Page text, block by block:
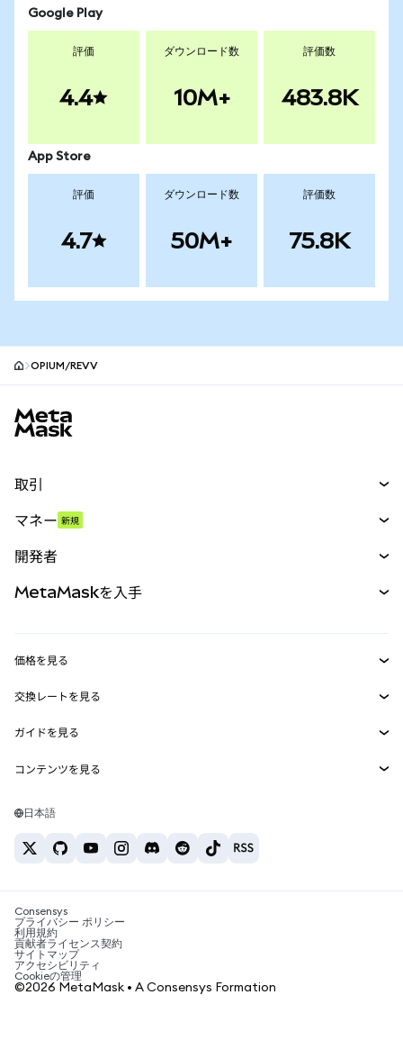
Google Play
評価
4.4
ダウンロード数
10M+
評価数
483.8K
App Store
評価
4.7
ダウンロード数
50M+
評価数
75.8K
OPIUM/REVV
取引
パーペチュアル
RWA
マネー 新規
開発者
MetaMask Connect
Snaps
Web3サービス
MetaMaskを入手
セキュリティ
サポート
キャリア
お問い合わせ
価格を見る
イーサリアムの価格
Solanaの価格
Tetherの価格
交換レートを見る
ETH→USD
USDT→INR
BTC→INR
ETH→USDT
ガイドを見る
ETHの購入
USDTの購入
SHIBの購入
BNBの購入
コンテンツを見る
Solanaウォレット
税制関連ニュース
暗号資産の購入方法は？
ビットコインを売るには？
日本語
Consensys
プライバシー ポリシー
利用規約
貢献者ライセンス契約
サイトマップ
アクセシビリティ
Cookieの管理
©2026 MetaMask • A Consensys Formation